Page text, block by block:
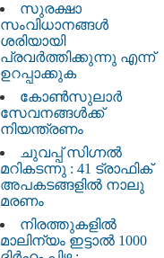
സുരക്ഷാ
സംവിധാനങ്ങൾ
ശരിയായി
പ്രവർത്തിക്കുന്നു എന്ന്
ഉറപ്പാക്കുക
കോൺസുലാർ
സേവനങ്ങൾക്ക്
നിയന്ത്രണം
ചുവപ്പ് സിഗ്നൽ
മറികടന്നു : 41 ട്രാഫിക്
അപകടങ്ങളിൽ നാലു
മരണം
നിരത്തുകളിൽ
മാലിന്യം ഇട്ടാൽ 1000